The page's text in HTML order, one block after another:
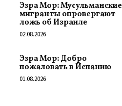
Эзра Мор: Мусульманские
мигранты опровергают
ложь об Израиле
02.08.2026
Эзра Мор: Добро
пожаловать в Испанию
01.08.2026